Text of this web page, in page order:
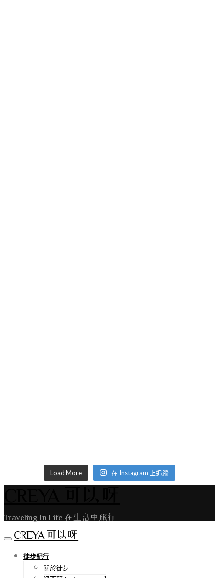
Load More 在 Instagram 上追蹤
Traveling In Life 在生活中旅行
CREYA 可以呀
徒步紀行
關於徒步